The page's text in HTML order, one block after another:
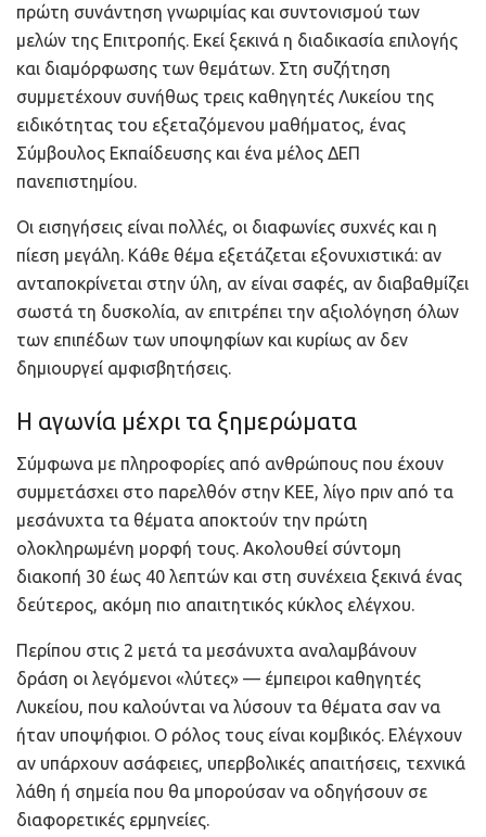
πρώτη συνάντηση γνωριμίας και συντονισμού των
μελών της Επιτροπής. Εκεί ξεκινά η διαδικασία επιλογής
και διαμόρφωσης των θεμάτων. Στη συζήτηση
συμμετέχουν συνήθως τρεις καθηγητές Λυκείου της
ειδικότητας του εξεταζόμενου μαθήματος, ένας
Σύμβουλος Εκπαίδευσης και ένα μέλος ΔΕΠ
πανεπιστημίου.
Οι εισηγήσεις είναι πολλές, οι διαφωνίες συχνές και η
πίεση μεγάλη. Κάθε θέμα εξετάζεται εξονυχιστικά: αν
ανταποκρίνεται στην ύλη, αν είναι σαφές, αν διαβαθμίζει
σωστά τη δυσκολία, αν επιτρέπει την αξιολόγηση όλων
των επιπέδων των υποψηφίων και κυρίως αν δεν
δημιουργεί αμφισβητήσεις.
Η αγωνία μέχρι τα ξημερώματα
Σύμφωνα με πληροφορίες από ανθρώπους που έχουν
συμμετάσχει στο παρελθόν στην ΚΕΕ, λίγο πριν από τα
μεσάνυχτα τα θέματα αποκτούν την πρώτη
ολοκληρωμένη μορφή τους. Ακολουθεί σύντομη
διακοπή 30 έως 40 λεπτών και στη συνέχεια ξεκινά ένας
δεύτερος, ακόμη πιο απαιτητικός κύκλος ελέγχου.
Περίπου στις 2 μετά τα μεσάνυχτα αναλαμβάνουν
δράση οι λεγόμενοι «λύτες» — έμπειροι καθηγητές
Λυκείου, που καλούνται να λύσουν τα θέματα σαν να
ήταν υποψήφιοι. Ο ρόλος τους είναι κομβικός. Ελέγχουν
αν υπάρχουν ασάφειες, υπερβολικές απαιτήσεις, τεχνικά
λάθη ή σημεία που θα μπορούσαν να οδηγήσουν σε
διαφορετικές ερμηνείες.